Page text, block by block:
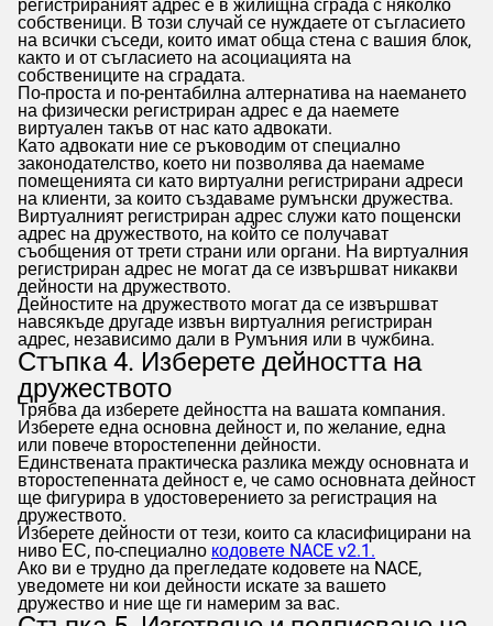
регистрираният адрес е в жилищна сграда с няколко
собственици. В този случай се нуждаете от съгласието
на всички съседи, които имат обща стена с вашия блок,
както и от съгласието на асоциацията на
собствениците на сградата.
По-проста и по-рентабилна алтернатива на наемането
на физически регистриран адрес е да наемете
виртуален такъв от нас като адвокати.
Като адвокати ние се ръководим от специално
законодателство, което ни позволява да наемаме
помещенията си като виртуални регистрирани адреси
на клиенти, за които създаваме румънски дружества.
Виртуалният регистриран адрес служи като пощенски
адрес на дружеството, на който се получават
съобщения от трети страни или органи. На виртуалния
регистриран адрес не могат да се извършват никакви
дейности на дружеството.
Дейностите на дружеството могат да се извършват
навсякъде другаде извън виртуалния регистриран
адрес, независимо дали в Румъния или в чужбина.
Стъпка 4. Изберете дейността на
дружеството
Трябва да изберете дейността на вашата компания.
Изберете една основна дейност и, по желание, една
или повече второстепенни дейности.
Единствената практическа разлика между основната и
второстепенната дейност е, че само основната дейност
ще фигурира в удостоверението за регистрация на
дружеството.
Изберете дейности от тези, които са класифицирани на
ниво ЕС, по-специално кодовете NACE v2.1.
Ако ви е трудно да прегледате кодовете на NACE,
уведомете ни кои дейности искате за вашето
дружество и ние ще ги намерим за вас.